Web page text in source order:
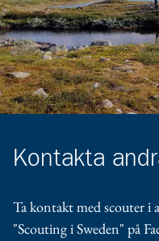
Kontakta
Ta kontakt med scouter i
"Scouting i Sweden" på